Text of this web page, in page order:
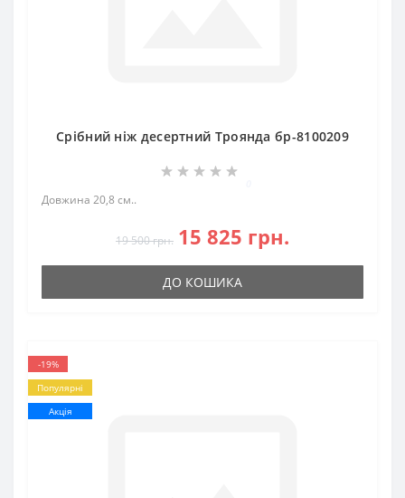
Срібний ніж десертний Троянда бр-8100209
Довжина 20,8 см..
19 500 грн. 15 825 грн.
ДО КОШИКА
-19%
Популярні
Акція